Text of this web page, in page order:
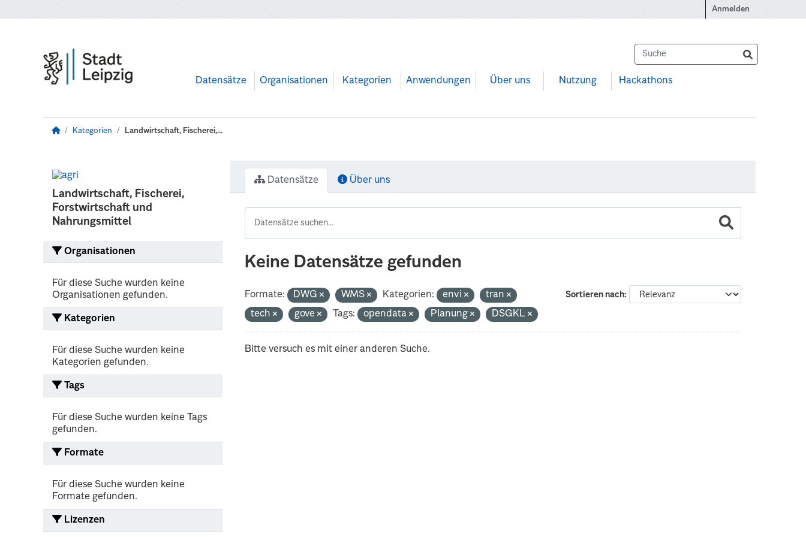
Anmelden
Datensätze Organisationen Kategorien Anwendungen Über uns Nutzung Hackathons
Kategorien Landwirtschaft, Fischerei,...
Landwirtschaft, Fischerei,
Forstwirtschaft und
Nahrungsmittel
Organisationen
Für diese Suche wurden keine
Organisationen gefunden.
Kategorien
Für diese Suche wurden keine
Kategorien gefunden.
Tags
Für diese Suche wurden keine Tags
gefunden.
Formate
Für diese Suche wurden keine
Formate gefunden.
Lizenzen
Datensätze Über uns
Keine Datensätze gefunden
Sortieren nach
Formate: DWG WMS Kategorien: envi
tran
tech
gove Tags: opendata Planung DSGKL
Bitte versuch es mit einer anderen Suche.